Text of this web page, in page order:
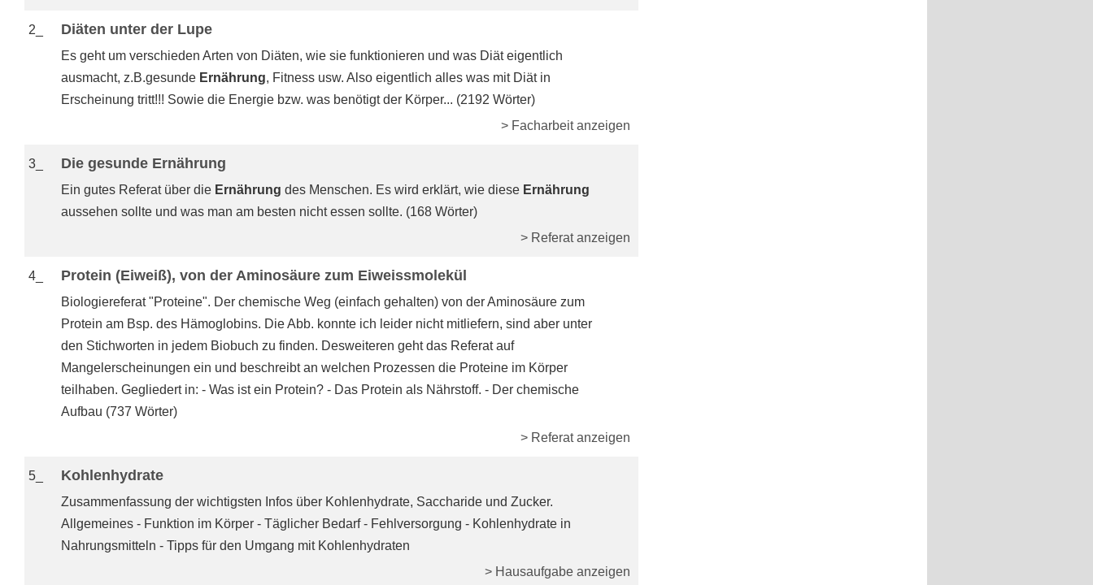
2_ Diäten unter der Lupe
Es geht um verschieden Arten von Diäten, wie sie funktionieren und was Diät eigentlich
ausmacht, z.B.gesunde Ernährung, Fitness usw. Also eigentlich alles was mit Diät in
Erscheinung tritt!!! Sowie die Energie bzw. was benötigt der Körper... (2192 Wörter)
> Facharbeit anzeigen
3_ Die gesunde Ernährung
Ein gutes Referat über die Ernährung des Menschen. Es wird erklärt, wie diese Ernährung
aussehen sollte und was man am besten nicht essen sollte. (168 Wörter)
> Referat anzeigen
4_ Protein (Eiweiß), von der Aminosäure zum Eiweissmolekül
Biologiereferat "Proteine". Der chemische Weg (einfach gehalten) von der Aminosäure zum
Protein am Bsp. des Hämoglobins. Die Abb. konnte ich leider nicht mitliefern, sind aber unter
den Stichworten in jedem Biobuch zu finden. Desweiteren geht das Referat auf
Mangelerscheinungen ein und beschreibt an welchen Prozessen die Proteine im Körper
teilhaben. Gegliedert in: - Was ist ein Protein? - Das Protein als Nährstoff. - Der chemische
Aufbau (737 Wörter)
> Referat anzeigen
5_ Kohlenhydrate
Zusammenfassung der wichtigsten Infos über Kohlenhydrate, Saccharide und Zucker.
Allgemeines - Funktion im Körper - Täglicher Bedarf - Fehlversorgung - Kohlenhydrate in
Nahrungsmitteln - Tipps für den Umgang mit Kohlenhydraten
> Hausaufgabe anzeigen